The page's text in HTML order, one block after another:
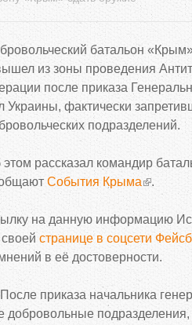
батальон «Крым
из зоны проведения
после приказа
Украины, фактически
подразделений.
этом рассказал командир
События Крыма .
на данную информацию
своей странице в соцсети
в её достоверности.
После приказа начальника
добровольные